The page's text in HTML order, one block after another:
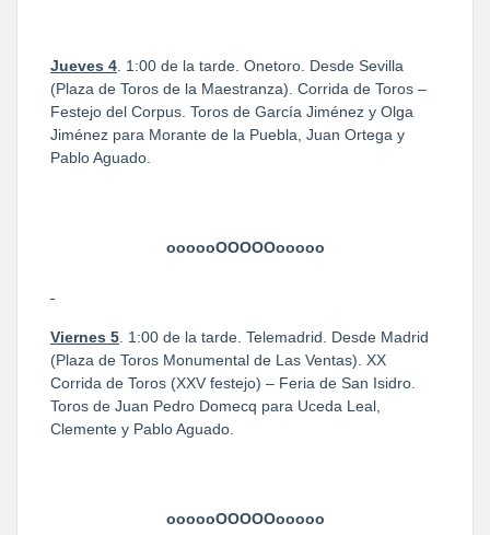
Jueves 4. 1:00 de la tarde. Onetoro. Desde Sevilla
(Plaza de Toros de la Maestranza). Corrida de Toros –
Festejo del Corpus. Toros de García Jiménez y Olga
Jiménez para Morante de la Puebla, Juan Ortega y
Pablo Aguado.
oooooOOOOOooooo
Viernes 5. 1:00 de la tarde. Telemadrid. Desde Madrid
(Plaza de Toros Monumental de Las Ventas). XX
Corrida de Toros (XXV festejo) – Feria de San Isidro.
Toros de Juan Pedro Domecq para Uceda Leal,
Clemente y Pablo Aguado.
oooooOOOOOooooo